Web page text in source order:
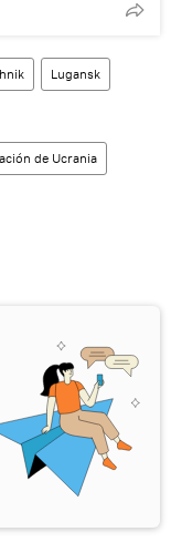
Lugansk
de Ucrania